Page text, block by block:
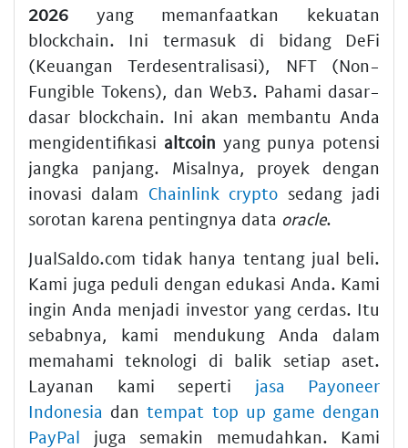
2026 yang memanfaatkan kekuatan
blockchain. Ini termasuk di bidang DeFi
(Keuangan Terdesentralisasi), NFT (Non-
Fungible Tokens), dan Web3. Pahami dasar-
dasar blockchain. Ini akan membantu Anda
mengidentifikasi altcoin yang punya potensi
jangka panjang. Misalnya, proyek dengan
inovasi dalam Chainlink crypto sedang jadi
sorotan karena pentingnya data oracle.
JualSaldo.com tidak hanya tentang jual beli.
Kami juga peduli dengan edukasi Anda. Kami
ingin Anda menjadi investor yang cerdas. Itu
sebabnya, kami mendukung Anda dalam
memahami teknologi di balik setiap aset.
Layanan kami seperti jasa Payoneer
Indonesia dantempat top up game dengan
PayPal juga semakin memudahkan. Kami